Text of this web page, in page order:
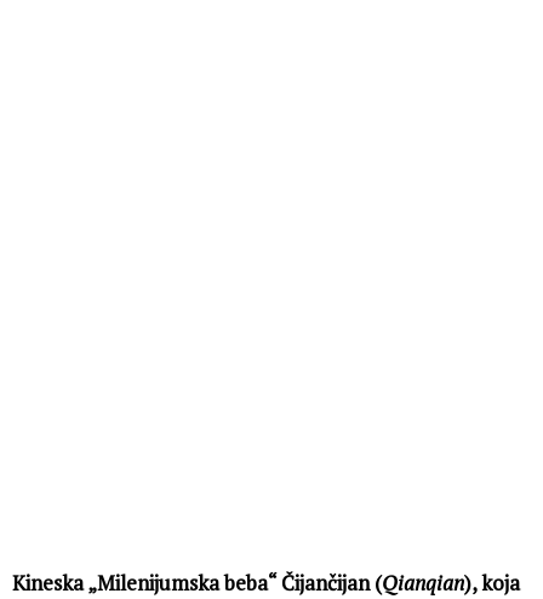
Kineska „Milenijumska beba“ Čijančijan (Qianqian), koja